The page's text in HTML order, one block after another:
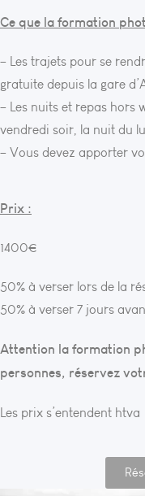
Ce que la formation
– Les trajets pour se
gratuite depuis la gare
– Les nuits et repas hors
vendredi soir, la nuit du
– Vous devez apporter
Prix :
1400€
50% à verser lors de la
50% à verser 7 jours
Attention la formation
personnes, réservez
Les prix s’entendent htva